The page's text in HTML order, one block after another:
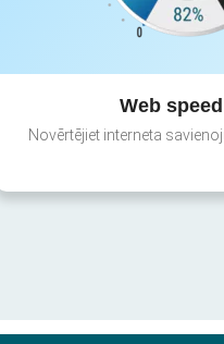
Web
Novērtējiet interneta